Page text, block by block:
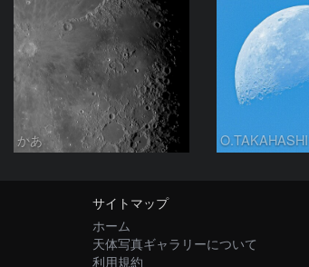
かあ O.TAKAHASHI
サイトマップ
ホーム
天体写真ギャラリーについて
利用規約